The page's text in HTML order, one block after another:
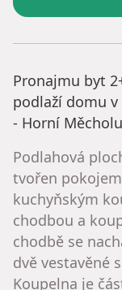
Pronajmu byt
podlaží domu
- Horní
Podlahová
tvořen
kuchyňským
chodbou a
chodbě se
dvě vestavěné
Koupelna je